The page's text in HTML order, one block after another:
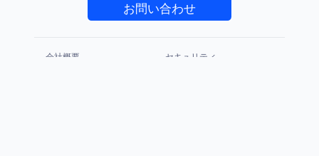
お問い合わせ
会社概要
セキュリティ